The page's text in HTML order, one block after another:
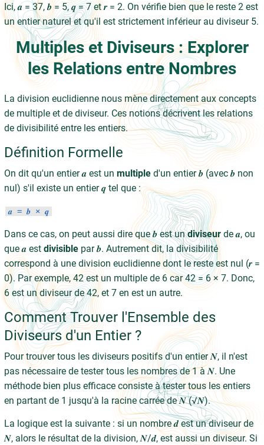
Ici, 𝒂 = 37, 𝒃 = 5, 𝒒 = 7 et 𝒓 = 2. On vérifie bien que le reste 2 est
un entier naturel et qu'il est strictement inférieur au diviseur 5.
Multiples et Diviseurs : Explorer
les Relations entre Nombres
La division euclidienne nous mène directement aux concepts
de multiple et de diviseur. Ces notions décrivent les relations
de divisibilité entre les entiers.
Définition Formelle
On dit qu'un entier 𝒂 est un multiple d'un entier 𝒃 (avec 𝒃 non
nul) s'il existe un entier 𝒒 tel que :
𝒂 = 𝒃 × 𝒒
Dans ce cas, on peut aussi dire que 𝒃 est undiviseur de 𝒂, ou
que 𝒂 est divisible par 𝒃. Autrement dit, la divisibilité
correspond à une division euclidienne dont le reste est nul (𝒓 =
0). Par exemple, 42 est un multiple de 6 car 42 = 6 × 7. Donc,
6 est un diviseur de 42, et 7 en est un autre.
Comment Trouver l'Ensemble des
Diviseurs d'un Entier ?
Pour trouver tous les diviseurs positifs d'un entier 𝑵, il n'est
pas nécessaire de tester tous les nombres de 1 à 𝑵. Une
méthode bien plus efficace consiste à tester tous les entiers
en partant de 1 jusqu'à la racine carrée de 𝑵 (√𝑵).
La logique est la suivante : si un nombre 𝒅 est un diviseur de
𝑵, alors le résultat de la division, 𝑵/𝒅, est aussi un diviseur. Si